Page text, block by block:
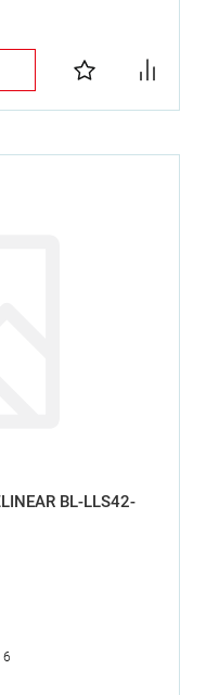
BL-LLS42-
6